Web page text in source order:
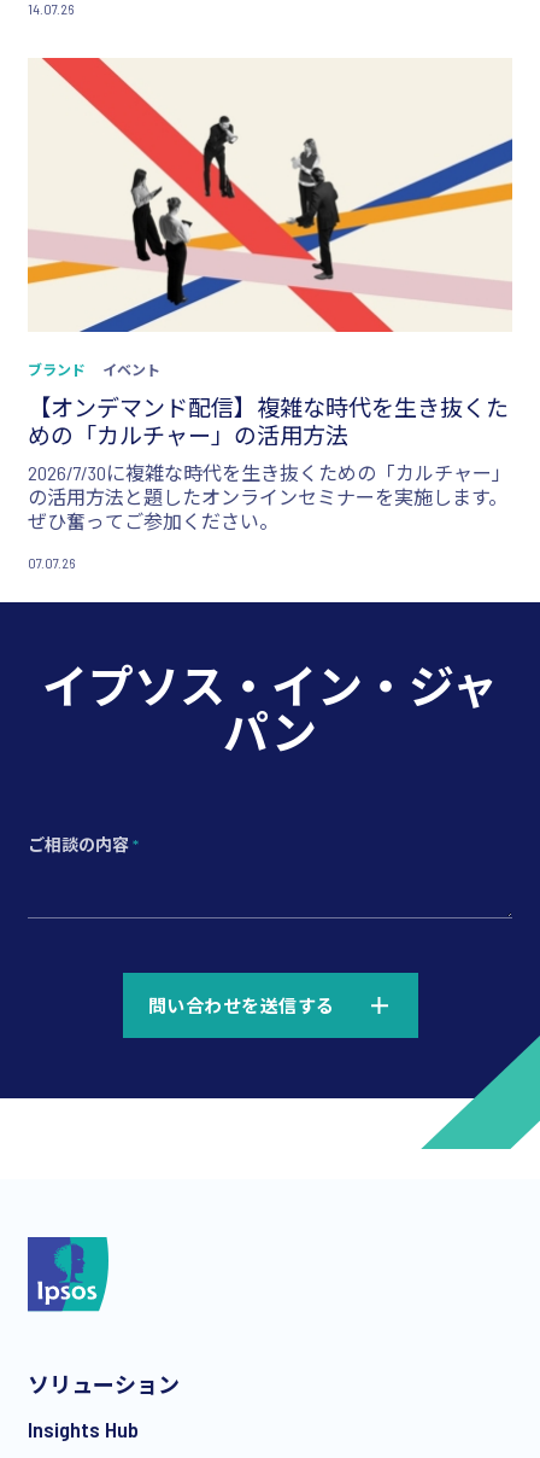
14.07.26
ブランド イベント
【オンデマンド配信】複雑な時代を生き抜くた
めの「カルチャー」の活用方法
2026/7/30に複雑な時代を生き抜くための「カルチャー」
の活用方法と題したオンラインセミナーを実施します。
ぜひ奮ってご参加ください。
07.07.26
イプソス・イン・ジャ
パン
ご相談の内容*
*
問い合わせを送信する
ソリューション
Insights Hub